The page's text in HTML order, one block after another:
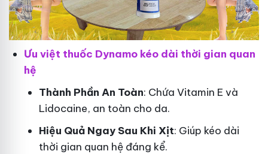
Ưu việt thuốc Dynamo kéo dài thời gian quan
hệ
Thành Phần An Toàn: Chứa Vitamin E và
Lidocaine, an toàn cho da.
Hiệu Quả Ngay Sau Khi Xịt: Giúp kéo dài
thời gian quan hệ đáng kể.